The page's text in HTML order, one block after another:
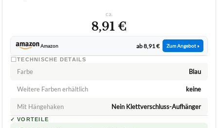
ca.
8,91 €
Amazon ab 8,91 € Zum Angebot »
TECHNISCHE DETAILS
Farbe Blau
Weitere Farben erhältlich keine
Mit Hängehaken Nein Klettverschluss-Aufhänger
✓ VORTEILE